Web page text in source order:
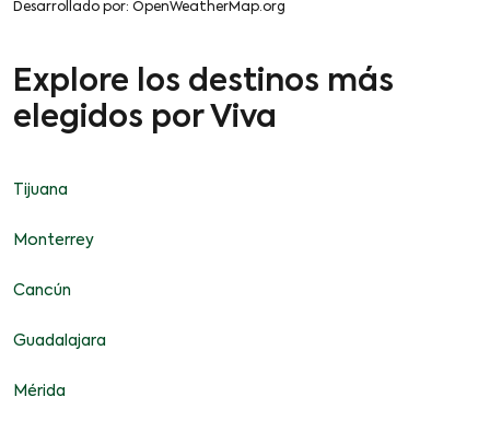
Desarrollado por: OpenWeatherMap.org
Explore los destinos más
elegidos por Viva
Tijuana
Monterrey
Cancún
Guadalajara
Mérida